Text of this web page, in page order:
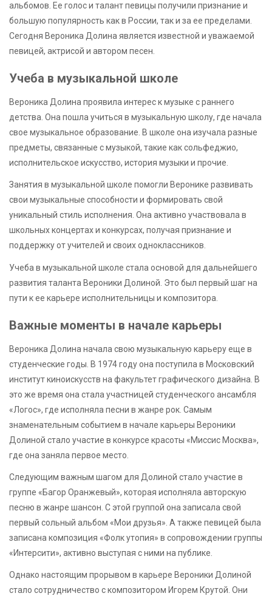
альбомов. Ее голос и талант певицы получили признание и
большую популярность как в России, так и за ее пределами.
Сегодня Вероника Долина является известной и уважаемой
певицей, актрисой и автором песен.
Учеба в музыкальной школе
Вероника Долина проявила интерес к музыке с раннего
детства. Она пошла учиться в музыкальную школу, где начала
свое музыкальное образование. В школе она изучала разные
предметы, связанные с музыкой, такие как сольфеджио,
исполнительское искусство, история музыки и прочие.
Занятия в музыкальной школе помогли Веронике развивать
свои музыкальные способности и формировать свой
уникальный стиль исполнения. Она активно участвовала в
школьных концертах и конкурсах, получая признание и
поддержку от учителей и своих одноклассников.
Учеба в музыкальной школе стала основой для дальнейшего
развития таланта Вероники Долиной. Это был первый шаг на
пути к ее карьере исполнительницы и композитора.
Важные моменты в начале карьеры
Вероника Долина начала свою музыкальную карьеру еще в
студенческие годы. В 1974 году она поступила в Московский
институт киноискусств на факультет графического дизайна. В
это же время она стала участницей студенческого ансамбля
«Логос», где исполняла песни в жанре рок. Самым
знаменательным событием в начале карьеры Вероники
Долиной стало участие в конкурсе красоты «Миссис Москва»,
где она заняла первое место.
Следующим важным шагом для Долиной стало участие в
группе «Багор Оранжевый», которая исполняла авторскую
песню в жанре шансон. С этой группой она записала свой
первый сольный альбом «Мои друзья». А также певицей была
записана композиция «Фолк утопия» в сопровождении группы
«Интерсити», активно выступая с ними на публике.
Однако настоящим прорывом в карьере Вероники Долиной
стало сотрудничество с композитором Игорем Крутой. Они